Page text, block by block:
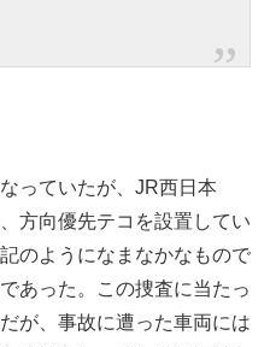
っていたが、JR西日本
方向優先テコを設置してい
のようになまなかなもので
あった。この捜査に当たっ
が、事故に遭った車両には